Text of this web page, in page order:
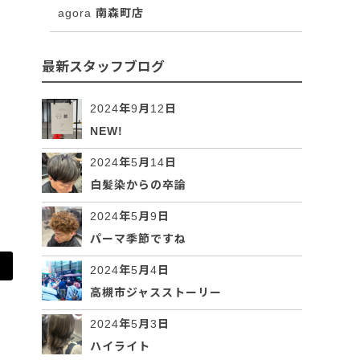
agora 南森町店
最新スタッフブログ
2024年9月12日
NEW!
2024年5月14日
白髪染からの卒論
2024年5月9日
パーマ季節ですね
2024年5月4日
高槻市ジャスストーリー
2024年5月3日
ハイライト